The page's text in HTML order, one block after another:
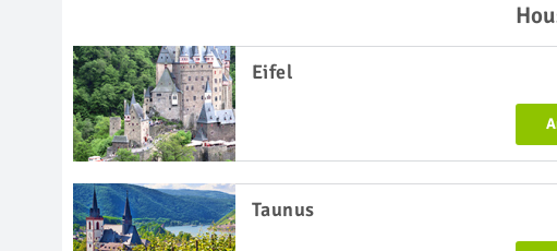
Eifel
Taunus